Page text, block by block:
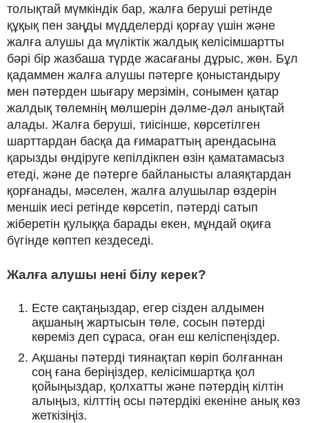
толықтай мүмкіндік бар, жалға беруші ретінде
құқық пен заңды мүдделерді қорғау үшін және
жалға алушы да мүліктік жалдық келісімшартты
бәрі бір жазбаша түрде жасағаны дұрыс, жөн. Бұл
қадаммен жалға алушы пәтерге қоныстандыру
мен пәтерден шығару мерзімін, сонымен қатар
жалдық төлемнің мөлшерін дәлме-дәл анықтай
алады. Жалға беруші, тиісінше, көрсетілген
шарттардан басқа да ғимараттың арендасына
қарызды өндіруге кепілдікпен өзін қаматамасыз
етеді, және де пәтерге байланысты алаяқтардан
қорғанады, мәселен, жалға алушылар өздерін
меншік иесі ретінде көрсетіп, пәтерді сатып
жіберетін қулыққа барады екен, мұндай оқиға
бүгінде көптеп кездеседі.
Жалға алушы нені білу керек?
Есте сақтаңыздар, егер сізден алдымен
ақшаның жартысын төле, сосын пәтерді
көреміз деп сұраса, оған еш келіспеңіздер.
Ақшаны пәтерді тиянақтап көріп болғаннан
соң ғана беріңіздер, келісімшартқа қол
қойыңыздар, қолхатты және пәтердің кілтін
алыңыз, кілттің осы пәтердікі екеніне анық көз
жеткізіңіз.